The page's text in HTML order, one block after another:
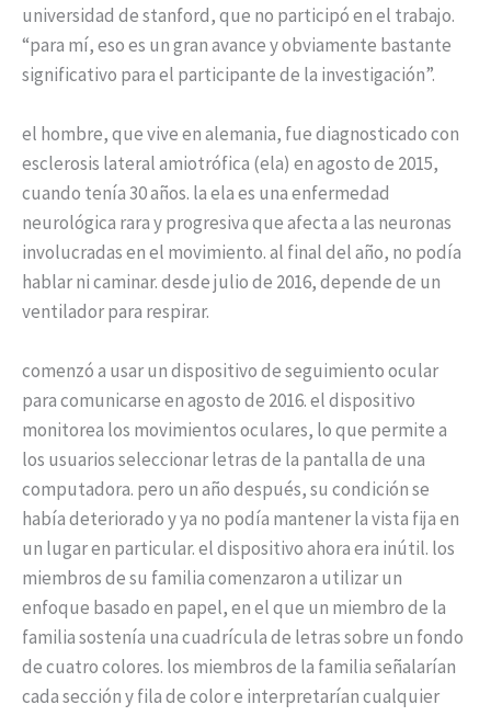
universidad de stanford, que no participó en el trabajo.
“para mí, eso es un gran avance y obviamente bastante
significativo para el participante de la investigación”.
el hombre, que vive en alemania, fue diagnosticado con
esclerosis lateral amiotrófica (ela) en agosto de 2015,
cuando tenía 30 años. la ela es una enfermedad
neurológica rara y progresiva que afecta a las neuronas
involucradas en el movimiento. al final del año, no podía
hablar ni caminar. desde julio de 2016, depende de un
ventilador para respirar.
comenzó a usar un dispositivo de seguimiento ocular
para comunicarse en agosto de 2016. el dispositivo
monitorea los movimientos oculares, lo que permite a
los usuarios seleccionar letras de la pantalla de una
computadora. pero un año después, su condición se
había deteriorado y ya no podía mantener la vista fija en
un lugar en particular. el dispositivo ahora era inútil. los
miembros de su familia comenzaron a utilizar un
enfoque basado en papel, en el que un miembro de la
familia sostenía una cuadrícula de letras sobre un fondo
de cuatro colores. los miembros de la familia señalarían
cada sección y fila de color e interpretarían cualquier